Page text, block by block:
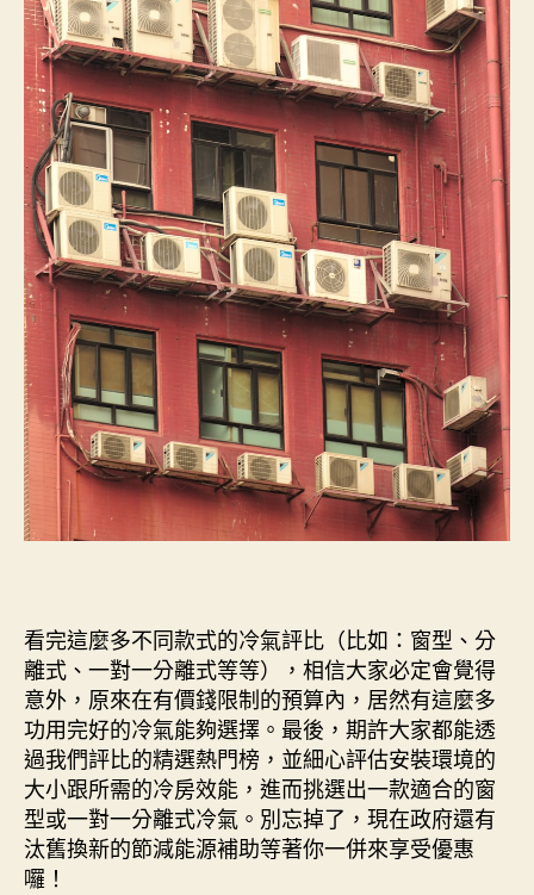
看完這麼多不同款式的冷氣評比（比如：窗型、分
離式、一對一分離式等等），相信大家必定會覺得
意外，原來在有價錢限制的預算內，居然有這麼多
功用完好的冷氣能夠選擇。最後，期許大家都能透
過我們評比的精選熱門榜，並細心評估安裝環境的
大小跟所需的冷房效能，進而挑選出一款適合的窗
型或一對一分離式冷氣。別忘掉了，現在政府還有
汰舊換新的節減能源補助等著你一併來享受優惠
囉！